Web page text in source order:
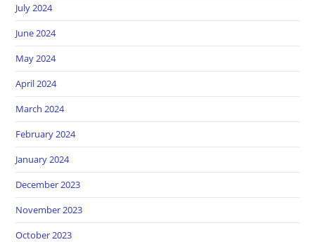
July 2024
June 2024
May 2024
April 2024
March 2024
February 2024
January 2024
December 2023
November 2023
October 2023